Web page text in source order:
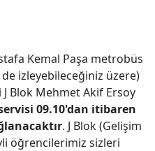
Kemal Paşa metrobüs
izleyebileceğiniz üzere)
Blok Mehmet Akif Ersoy
09.10'dan itibaren
. J Blok (Gelişim
öğrencilerimiz sizleri